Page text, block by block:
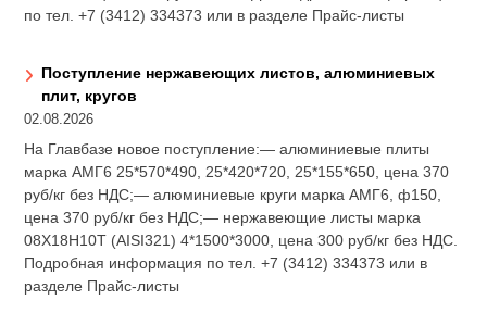
по тел. +7 (3412) 334373 или в разделе Прайс-листы
Поступление нержавеющих листов, алюминиевых
плит, кругов
02.08.2026
На Главбазе новое поступление:— алюминиевые плиты
марка АМГ6 25*570*490, 25*420*720, 25*155*650, цена 370
руб/кг без НДС;— алюминиевые круги марка АМГ6, ф150,
цена 370 руб/кг без НДС;— нержавеющие листы марка
08Х18Н10Т (AISI321) 4*1500*3000, цена 300 руб/кг без НДС.
Подробная информация по тел. +7 (3412) 334373 или в
разделе Прайс-листы